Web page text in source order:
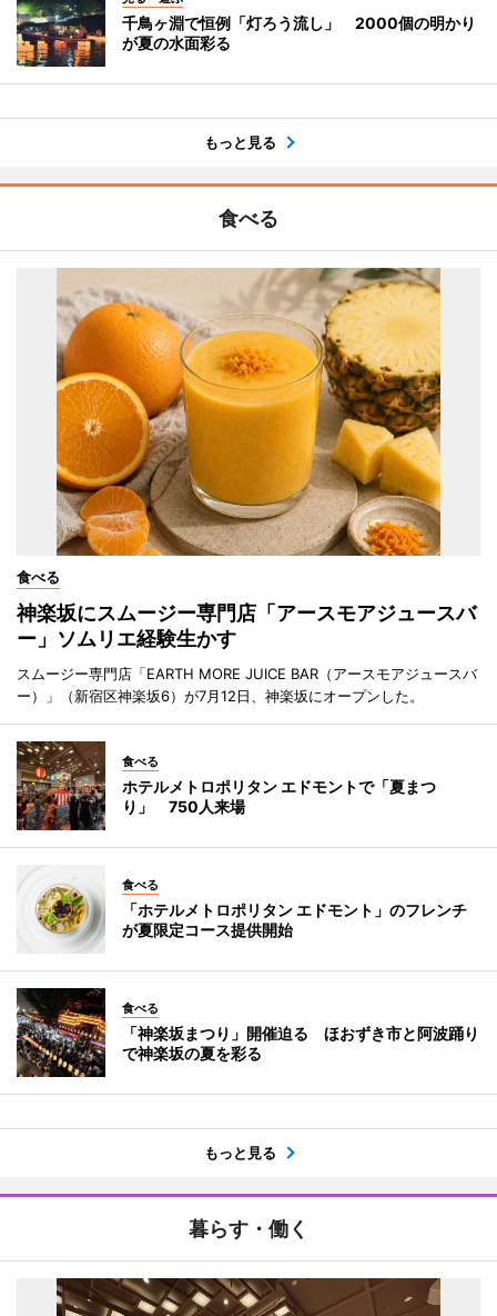
千鳥ヶ淵で恒例「灯ろう流し」 2000個の明かり
が夏の水面彩る
もっと見る
食べる
食べる
神楽坂にスムージー専門店「アースモアジュースバ
ー」ソムリエ経験生かす
スムージー専門店「EARTH MORE JUICE BAR（アースモアジュースバ
ー）」（新宿区神楽坂6）が7月12日、神楽坂にオープンした。
食べる
ホテルメトロポリタン エドモントで「夏まつ
り」 750人来場
食べる
「ホテルメトロポリタン エドモント」のフレンチ
が夏限定コース提供開始
食べる
「神楽坂まつり」開催迫る ほおずき市と阿波踊り
で神楽坂の夏を彩る
もっと見る
暮らす・働く